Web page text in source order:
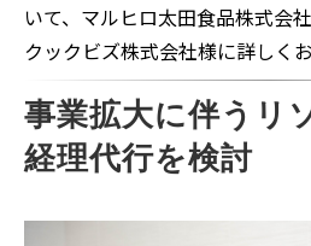
いて、マルヒロ太田食品株式会
クックビズ株式会社様に詳しく
事業拡大に伴うリ
経理代行を検討